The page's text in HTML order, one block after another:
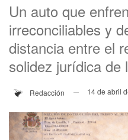
Un auto que
irreconciliables y
distancia entre el
solidez jurídica de
Redacción 14 de abril